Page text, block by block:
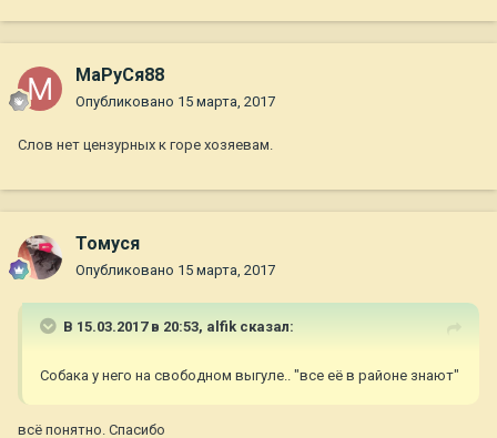
МаРуСя88
Опубликовано 15 марта, 2017
Слов нет цензурных к горе хозяевам.
Томуся
Опубликовано 15 марта, 2017
В 15.03.2017 в 20:53, alfik сказал:
Собака у него на свободном выгуле.. "все её в районе знают"
всё понятно. Спасибо